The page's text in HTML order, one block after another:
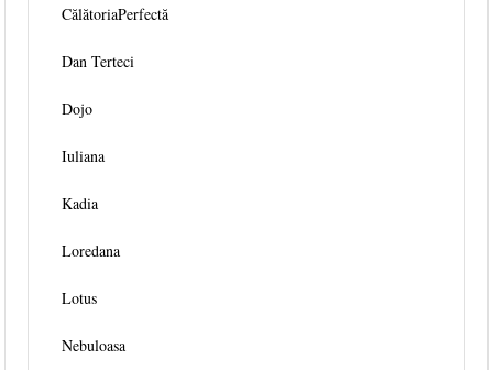
CălătoriaPerfectă
Dan Terteci
Dojo
Iuliana
Kadia
Loredana
Lotus
Nebuloasa